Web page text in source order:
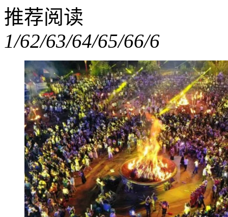
推荐阅读
1/62/63/64/65/66/6